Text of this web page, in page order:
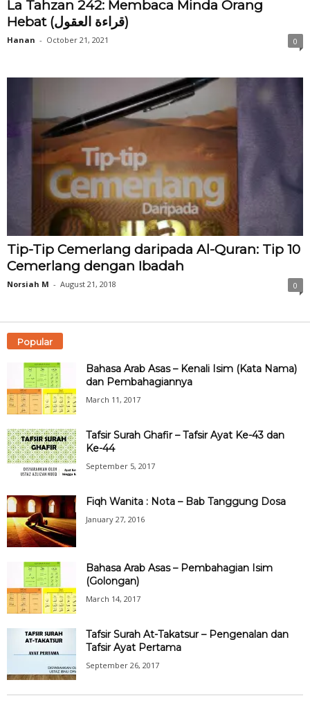
La Tahzan 242: Membaca Minda Orang
Hebat (قراءة العقول)
Hanan - October 21, 2021 0
Tip-Tip Cemerlang daripada Al-Quran: Tip 10
Cemerlang dengan Ibadah
Norsiah M - August 21, 2018 0
Popular
Bahasa Arab Asas – Kenali Isim (Kata Nama)
dan Pembahagiannya
March 11, 2017
Tafsir Surah Ghafir – Tafsir Ayat Ke-43 dan
Ke-44
September 5, 2017
Fiqh Wanita : Nota – Bab Tanggung Dosa
January 27, 2016
Bahasa Arab Asas – Pembahagian Isim
(Golongan)
March 14, 2017
Tafsir Surah At-Takatsur – Pengenalan dan
Tafsir Ayat Pertama
September 26, 2017